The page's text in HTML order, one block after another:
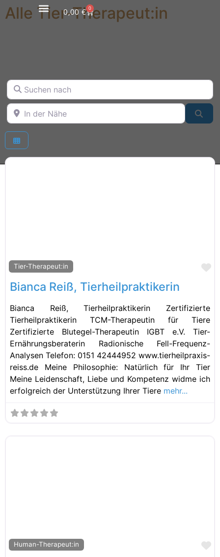
0,00€ 0
Alle Tier-Therapeut:in
Suchen nach
In der Nähe
Tier-Therapeut:in
Bianca Reiß, Tierheilpraktikerin
Bianca Reiß, Tierheilpraktikerin Zertifizierte
Tierheilpraktikerin TCM-Therapeutin für Tiere
Zertifizierte Blutegel-Therapeutin IGBT e.V. Tier-
Ernährungsberaterin Radionische Fell-Frequenz-
Analysen Telefon: 0151 42444952 www.tierheilpraxis-
reiss.de Meine Philosophie: Natürlich für Ihr Tier
Meine Leidenschaft, Liebe und Kompetenz widme ich
erfolgreich der Unterstützung Ihrer Tiere mehr...
Human-Therapeut:in